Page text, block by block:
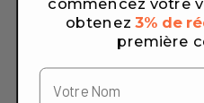
obtenez 3% de
première